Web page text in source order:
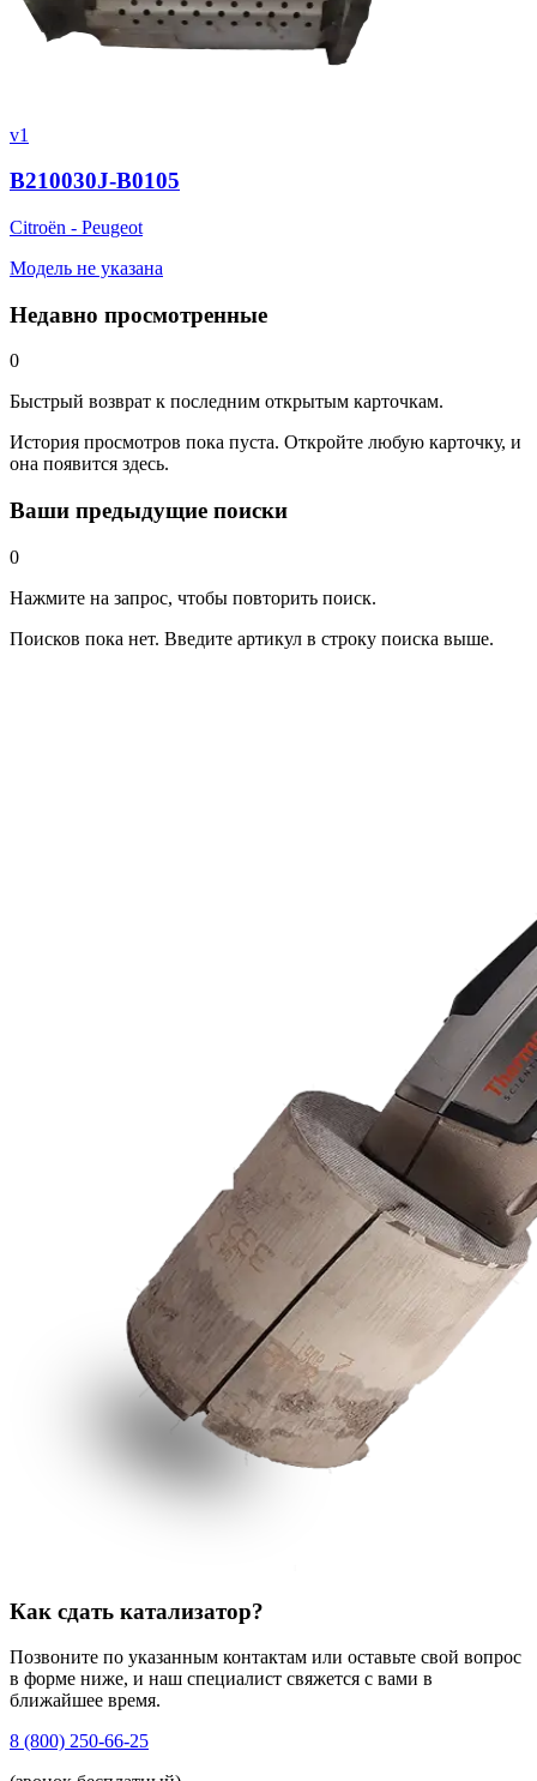
v1
B210030J-B0105
Citroën - Peugeot
Модель не указана
Недавно просмотренные
0
Быстрый возврат к последним открытым карточкам.
История просмотров пока пуста. Откройте любую карточку, и
она появится здесь.
Ваши предыдущие поиски
0
Нажмите на запрос, чтобы повторить поиск.
Поисков пока нет. Введите артикул в строку поиска выше.
Как сдать катализатор?
Позвоните по указанным контактам или оставьте свой вопрос
в форме ниже, и наш специалист свяжется с вами в
ближайшее время.
8 (800) 250-66-25